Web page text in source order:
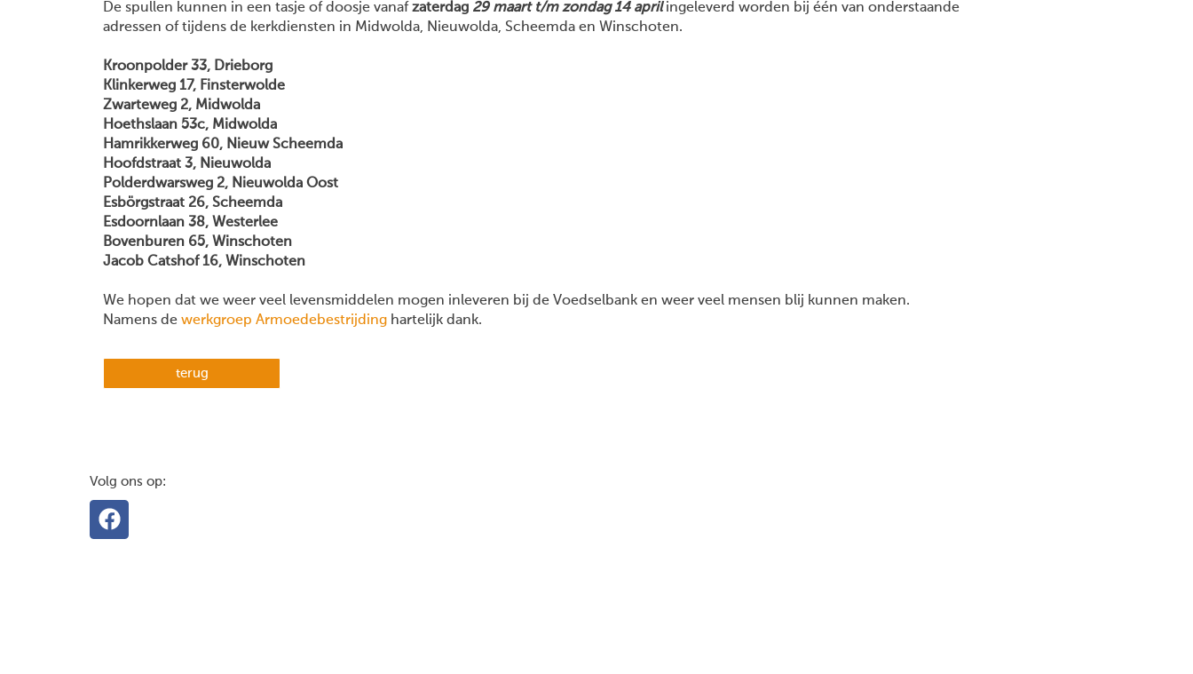
De spullen kunnen in een tasje of doosje vanaf zaterdag 29 maart t/m zondag 14 aprilingeleverd worden bij één van onderstaande
adressen of tijdens de kerkdiensten in Midwolda, Nieuwolda, Scheemda en Winschoten.
Kroonpolder 33, Drieborg
Klinkerweg 17, Finsterwolde
Zwarteweg 2, Midwolda
Hoethslaan 53c, Midwolda
Hamrikkerweg 60, Nieuw Scheemda
Hoofdstraat 3, Nieuwolda
Polderdwarsweg 2, Nieuwolda Oost
Esbörgstraat 26, Scheemda
Esdoornlaan 38, Westerlee
Bovenburen 65, Winschoten
Jacob Catshof 16, Winschoten
We hopen dat we weer veel levensmiddelen mogen inleveren bij de Voedselbank en weer veel mensen blij kunnen maken.
Namens de werkgroep Armoedebestrijding hartelijk dank.
terug
Volg ons op: